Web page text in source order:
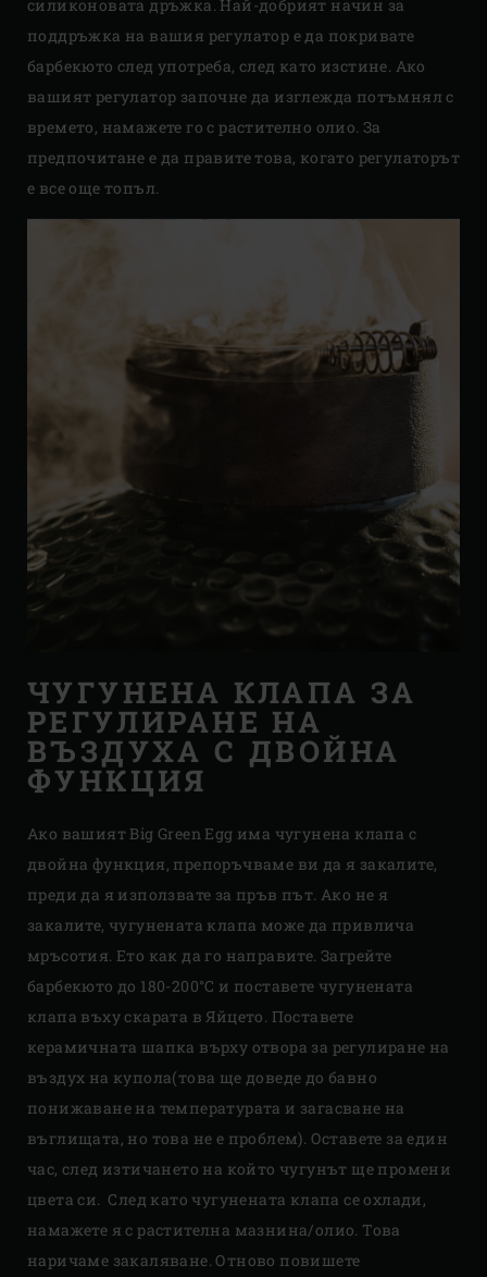
силиконовата дръжка. Най-добрият начин за
поддръжка на вашия регулатор е да покривате
барбекюто след употреба, след като изстине. Ако
вашият регулатор започне да изглежда потъмнял с
времето, намажете го с растително олио. За
предпочитане е да правите това, когато регулаторът
е все още топъл.
ЧУГУНЕНА КЛАПА ЗА
РЕГУЛИРАНЕ НА
ВЪЗДУХА С ДВОЙНА
ФУНКЦИЯ
Ако вашият Big Green Egg има чугунена клапа с
двойна функция, препоръчваме ви да я закалите,
преди да я използвате за пръв път. Ако не я
закалите, чугунената клапа може да привлича
мръсотия. Ето как да го направите. Загрейте
барбекюто до 180-200°C и поставете чугунената
клапа въху скарата в Яйцето. Поставете
керамичната шапка върху отвора за регулиране на
въздух на купола(това ще доведе до бавно
понижаване на температурата и загасване на
въглищата, но това не е проблем). Оставете за един
час, след изтичането на който чугунът ще промени
цвета си. След като чугунената клапа се охлади,
намажете я с растителна мазнина/олио. Това
наричаме закаляване. Отново повишете